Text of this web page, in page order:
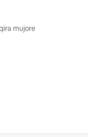
mujore